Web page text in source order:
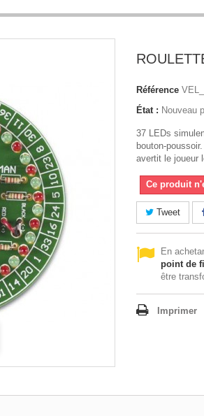
Référence
État : Nouveau
37 LEDs
bouton-
avertit le joueur
Ce produit
Tweet
En
point de
être
Imprimer